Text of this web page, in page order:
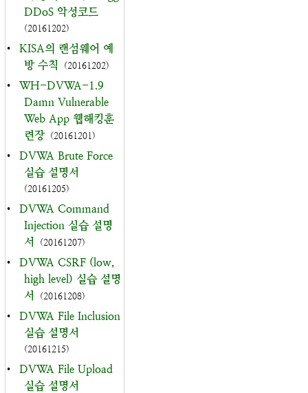
DDoS 악성코드
(20161202)
•
KISA의 랜섬웨어 예
방 수칙
(20161202)
•
WH-DVWA-1.9
Damn Vulnerable
Web App 웹해킹훈
련장 (20161201)
•
DVWA Brute Force
실습 설명서
(20161205)
•
DVWA Command
Injection 실습 설명
서
(20161207)
•
DVWA CSRF (low,
high level) 실습 설명
서
(20161208)
•
DVWA File Inclusion
실습 설명서
(20161215)
•
DVWA File Upload
실습 설명서